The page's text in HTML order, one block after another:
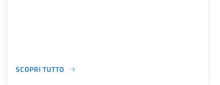
SCOPRI TUTTO